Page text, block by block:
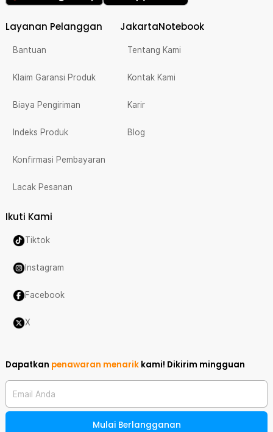
Layanan Pelanggan
Bantuan
Klaim Garansi Produk
Biaya Pengiriman
Indeks Produk
Konfirmasi Pembayaran
Lacak Pesanan
JakartaNotebook
Tentang Kami
Kontak Kami
Karir
Blog
Ikuti Kami
Tiktok
Instagram
Facebook
X
Dapatkan penawaran menarik kami! Dikirim mingguan
Email Anda
Mulai Berlangganan